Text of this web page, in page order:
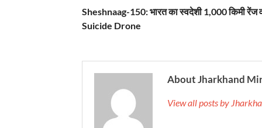
Sheshnaag-150: भारत का स्वदेशी 1,000 किमी रेंज
Suicide Drone
About Jharkhand
View all posts by